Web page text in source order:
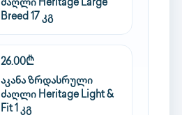
ძაღლი Heritage Large
Breed 17 კგ
26.00₾
აკანა ზრდასრული
ძაღლი Heritage Light &
Fit 1 კგ